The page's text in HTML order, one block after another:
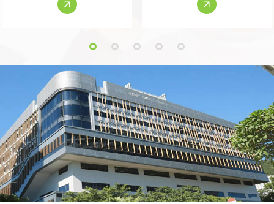
포닌입니다. 이 천연 화합물은
력으로 인해 생물의학 연구 및
건강기능식품 개발 분야에서 상
당한 주목을 받고 있습니다.
AMPK 경로 조절을 통해 신경 보
합 생산 시스템은 1%~98%
HPLC 인증 순도 등급을 제공하
신, 그리고 건강기능식품 제형
개발을 지원합니다.